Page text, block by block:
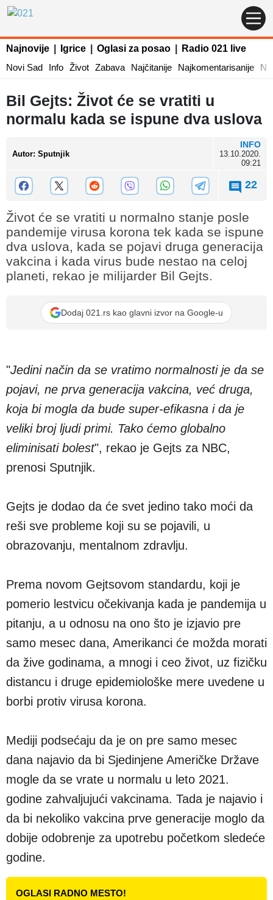
Najnovije Igrice Oglasi za posao
Radio 021 live
Novi Sad
Info Život Zabava Najčitanije Najkomentarisanije
Bil Gejts: Život će se vratiti u
normalu kada se ispune dva uslova
Autor: Sputnjik
INFO
13.10.2020.
09:21
22
Život će se vratiti u normalno stanje posle
pandemije virusa korona tek kada se ispune
dva uslova, kada se pojavi druga generacija
vakcina i kada virus bude nestao na celoj
planeti, rekao je milijarder Bil Gejts.
Dodaj 021.rs kao glavni izvor na Google-u
"Jedini način da se vratimo normalnosti je da se
pojavi, ne prva generacija vakcina, već druga,
koja bi mogla da bude super-efikasna i da je
veliki broj ljudi primi. Tako ćemo globalno
eliminisati bolest", rekao je Gejts za NBC,
prenosi Sputnjik.
Gejts je dodao da će svet jedino tako moći da
reši sve probleme koji su se pojavili, u
obrazovanju, mentalnom zdravlju.
Prema novom Gejtsovom standardu, koji je
pomerio lestvicu očekivanja kada je pandemija u
pitanju, a u odnosu na ono što je izjavio pre
samo mesec dana, Amerikanci će možda morati
da žive godinama, a mnogi i ceo život, uz fizičku
distancu i druge epidemiološke mere uvedene u
borbi protiv virusa korona.
Mediji podsećaju da je on pre samo mesec
dana najavio da bi Sjedinjene Američke Države
mogle da se vrate u normalu u leto 2021.
godine zahvaljujući vakcinama. Tada je najavio i
da bi nekoliko vakcina prve generacije moglo da
dobije odobrenje za upotrebu početkom sledeće
godine.
OGLASI RADNO MESTO!